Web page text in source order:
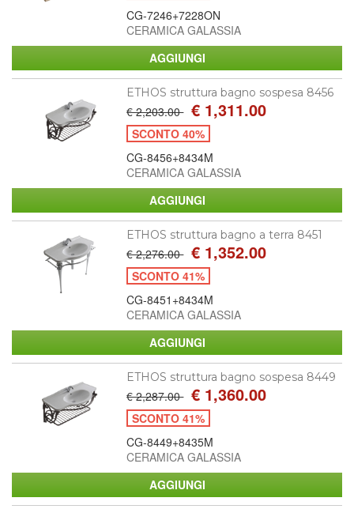
CG-7246+7228ON
CERAMICA GALASSIA
ETHOS struttura bagno sospesa 8456
€ 2,203.00 € 1,311.00
SCONTO 40%
CG-8456+8434M
CERAMICA GALASSIA
ETHOS struttura bagno a terra 8451
€ 2,276.00 € 1,352.00
SCONTO 41%
CG-8451+8434M
CERAMICA GALASSIA
ETHOS struttura bagno sospesa 8449
€ 2,287.00 € 1,360.00
SCONTO 41%
CG-8449+8435M
CERAMICA GALASSIA